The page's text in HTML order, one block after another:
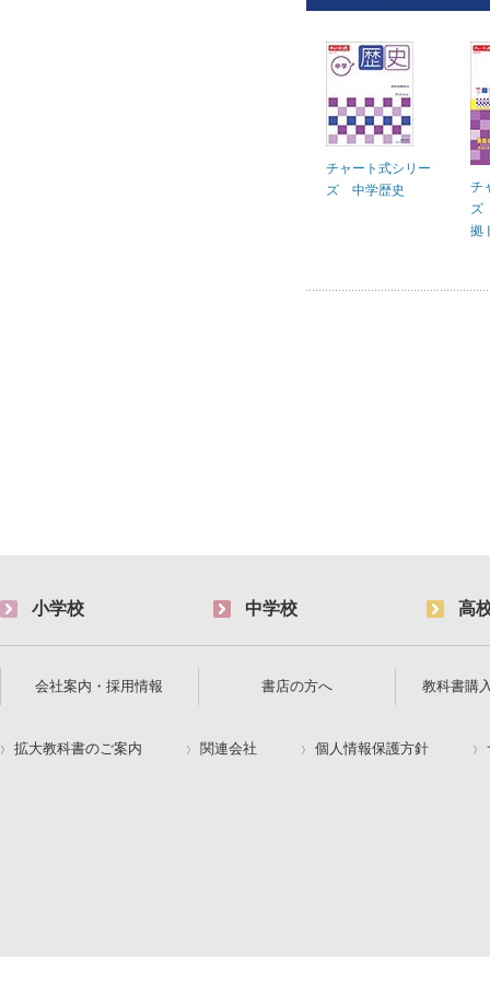
チャート式シリー
ズ 中学歴史
チ
ズ
拠
小学校 中学校 高
会社案内・採用情報 書店の方へ 教科書購
拡大教科書のご案内 関連会社 個人情報保護方針